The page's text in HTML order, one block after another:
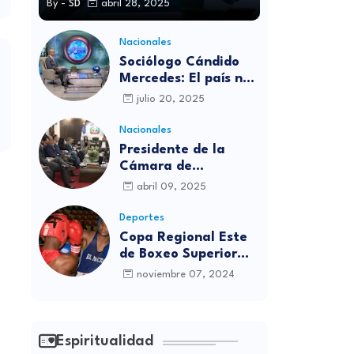
By - SD abril 28, 2025
Nacionales
Sociólogo Cándido
Mercedes: El país no
está preparado para
independientes
julio 20, 2025
Nacionales
Presidente de la
Cámara de
diputados se
víctimas de la
discoteca Jet Set
abril 09, 2025
Deportes
Copa Regional Este
de Boxeo Superior
será inaugurada este
noviembre 07, 2024
Espiritualidad